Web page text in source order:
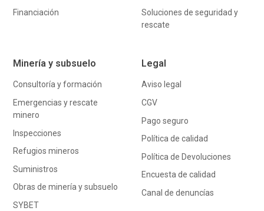
Financiación
Soluciones de seguridad y
rescate
Minería y subsuelo
Consultoría y formación
Emergencias y rescate
minero
Inspecciones
Refugios mineros
Suministros
Obras de minería y subsuelo
SYBET
Legal
Aviso legal
CGV
Pago seguro
Política de calidad
Política de Devoluciones
Encuesta de calidad
Canal de denuncías